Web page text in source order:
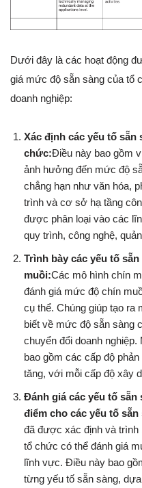
Dưới đây là các hoạt động
giá mức độ sẵn sàng của tổ
doanh nghiệp:
Xác định các yếu tố
chức:Điều này bao gồm
ảnh hưởng đến mức độ
chẳng hạn như văn hóa,
trình và cơ sở hạ tầng
được phân loại vào các
quy trình, công nghệ,
Trình bày các yếu tố
muồi:Các mô hình chín
đánh giá mức độ chín
cụ thể. Chúng giúp tạo ra
biết về mức độ sẵn sàng
chuyển đổi doanh
bao gồm các cấp độ
tăng, với mỗi cấp độ xây
Đánh giá các yếu tố sẵn
điểm cho các yếu tố sẵn
đã được xác định và trình
tổ chức có thể đánh giá
lĩnh vực. Điều này bao
từng yếu tố sẵn sàng,